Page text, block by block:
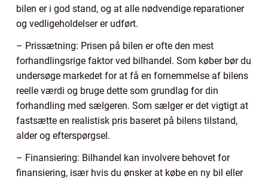
bilen er i god stand, og at alle nødvendige reparationer
og vedligeholdelser er udført.
– Prissætning: Prisen på bilen er ofte den mest
forhandlingsrige faktor ved bilhandel. Som køber bør du
undersøge markedet for at få en fornemmelse af bilens
reelle værdi og bruge dette som grundlag for din
forhandling med sælgeren. Som sælger er det vigtigt at
fastsætte en realistisk pris baseret på bilens tilstand,
alder og efterspørgsel.
– Finansiering: Bilhandel kan involvere behovet for
finansiering, især hvis du ønsker at købe en ny bil eller